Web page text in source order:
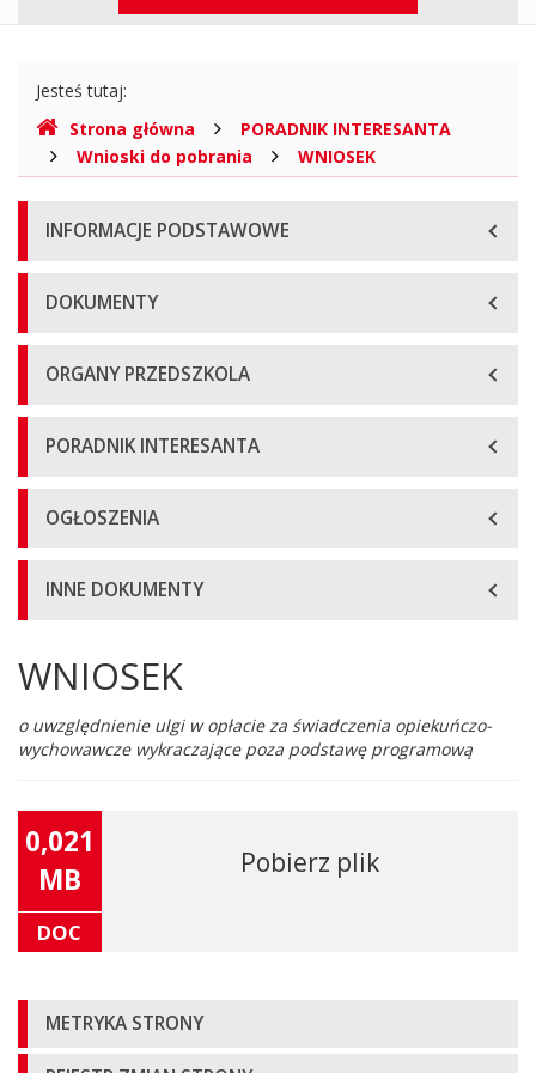
Gdzie
jesteśmy
Jesteś tutaj:
Strona główna
PORADNIK INTERESANTA
Wnioski do pobrania
WNIOSEK
Menu
główne
INFORMACJE PODSTAWOWE
DOKUMENTY
ORGANY PRZEDSZKOLA
PORADNIK INTERESANTA
OGŁOSZENIA
INNE DOKUMENTY
Główna
treść
WNIOSEK
o uwzględnienie ulgi w opłacie za świadczenia opiekuńczo-
wychowawcze wykraczające poza podstawę programową
0,021
MB
DOC
Pobierz plik
Informacje
o
METRYKA STRONY